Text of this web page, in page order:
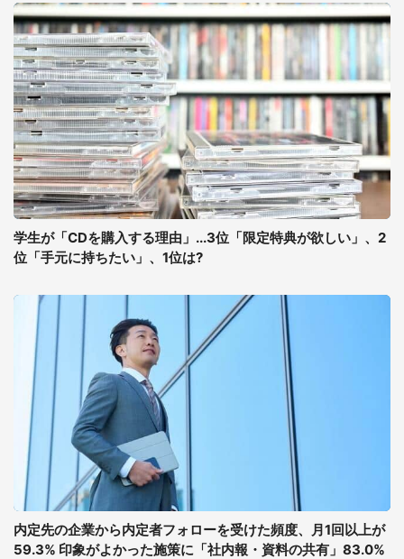
学生が「CDを購入する理由」...3位「限定特典が欲しい」、2
位「手元に持ちたい」、1位は?
内定先の企業から内定者フォローを受けた頻度、月1回以上が
59.3% 印象がよかった施策に「社内報・資料の共有」83.0%